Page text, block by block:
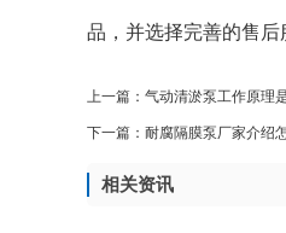
品，并选择完善的售后
上一篇： 气动清淤泵工作原理
下一篇： 耐腐隔膜泵厂家介绍
相关资讯